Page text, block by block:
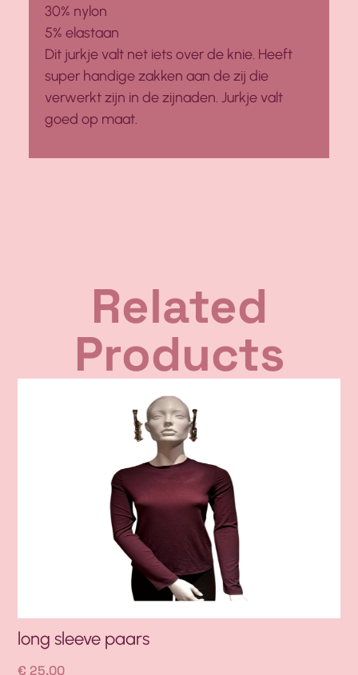
30% nylon
5% elastaan
Dit jurkje valt net iets over de knie. Heeft
super handige zakken aan de zij die
verwerkt zijn in de zijnaden. Jurkje valt
goed op maat.
Related
Products
long sleeve paars
€ 25,00